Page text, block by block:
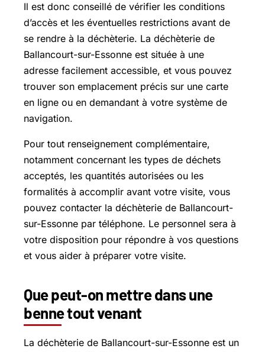
Il est donc conseillé de vérifier les conditions
d’accès et les éventuelles restrictions avant de
se rendre à la déchèterie. La déchèterie de
Ballancourt-sur-Essonne est située à une
adresse facilement accessible, et vous pouvez
trouver son emplacement précis sur une carte
en ligne ou en demandant à votre système de
navigation.
Pour tout renseignement complémentaire,
notamment concernant les types de déchets
acceptés, les quantités autorisées ou les
formalités à accomplir avant votre visite, vous
pouvez contacter la déchèterie de Ballancourt-
sur-Essonne par téléphone. Le personnel sera à
votre disposition pour répondre à vos questions
et vous aider à préparer votre visite.
Que peut-on mettre dans une
benne tout venant
La déchèterie de Ballancourt-sur-Essonne est un